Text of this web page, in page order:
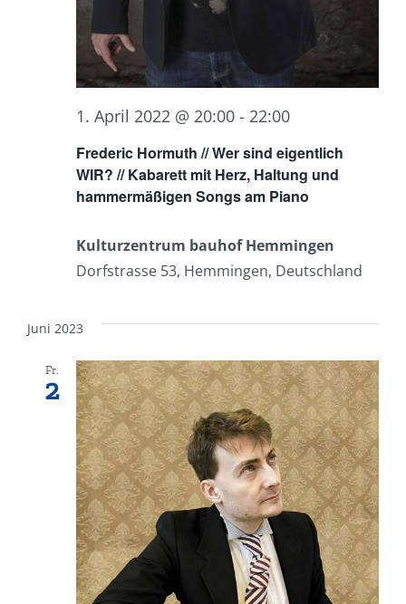
Frederic Hormuth // Wer sind eigentlich
WIR? // Kabarett mit Herz, Haltung und
hammermäßigen Songs am Piano
1. April 2022 @ 20:00 - 22:00
Kulturzentrum bauhof Hemmingen
Dorfstrasse 53, Hemmingen, Deutschland
Juni 2023
Fr.
2